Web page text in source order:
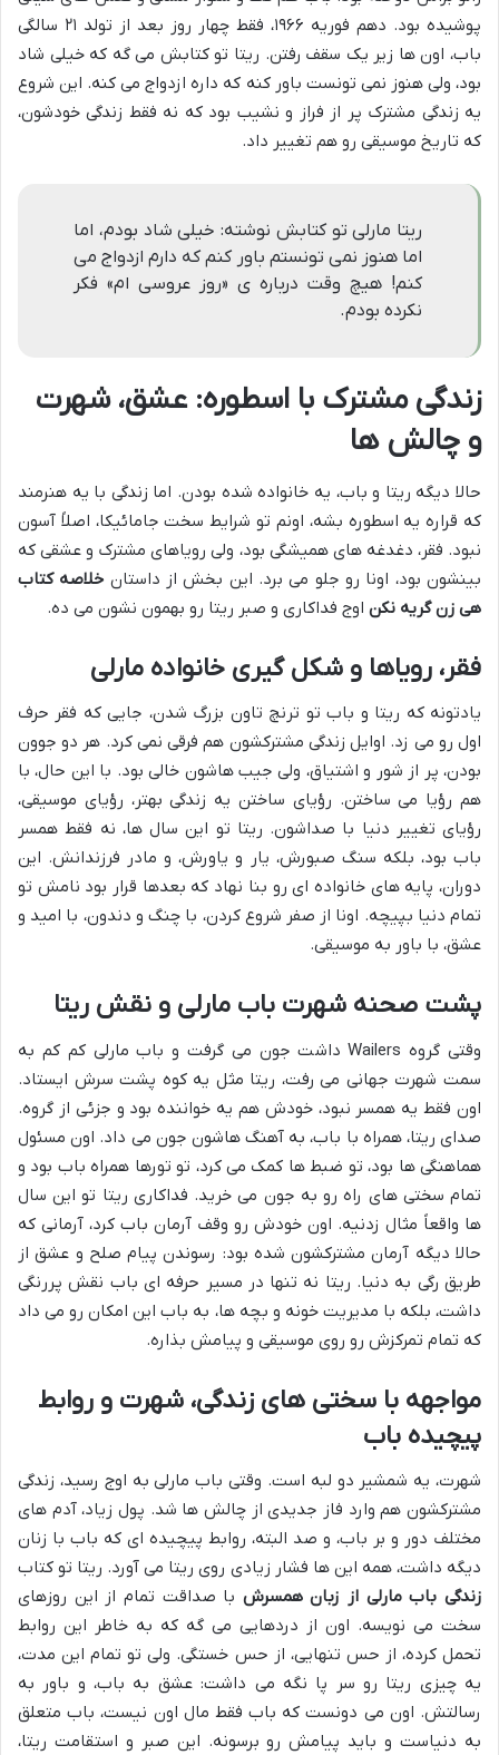
پوشیده بود. دهم فوریه ۱۹۶۶، فقط چهار روز بعد از تولد ۲۱ سالگی
باب، اون ها زیر یک سقف رفتن. ریتا تو کتابش می گه که خیلی شاد
بود، ولی هنوز نمی تونست باور کنه که داره ازدواج می کنه. این شروع
یه زندگی مشترک پر از فراز و نشیب بود که نه فقط زندگی خودشون،
که تاریخ موسیقی رو هم تغییر داد.
ریتا مارلی تو کتابش نوشته: خیلی شاد بودم، اما
اما هنوز نمی تونستم باور کنم که دارم ازدواج می
کنم! هیچ وقت درباره ی «روز عروسی ام» فکر
نکرده بودم.
زندگی مشترک با اسطوره: عشق، شهرت
و چالش ها
حالا دیگه ریتا و باب، یه خانواده شده بودن. اما زندگی با یه هنرمند
که قراره یه اسطوره بشه، اونم تو شرایط سخت جامائیکا، اصلاً آسون
نبود. فقر، دغدغه های همیشگی بود، ولی رویاهای مشترک و عشقی که
بینشون بود، اونا رو جلو می برد. این بخش از داستان خلاصه کتاب
هی زن گریه نکن اوج فداکاری و صبر ریتا رو بهمون نشون می ده.
فقر، رویاها و شکل گیری خانواده مارلی
یادتونه که ریتا و باب تو ترنچ تاون بزرگ شدن، جایی که فقر حرف
اول رو می زد. اوایل زندگی مشترکشون هم فرقی نمی کرد. هر دو جوون
بودن، پر از شور و اشتیاق، ولی جیب هاشون خالی بود. با این حال، با
هم رؤیا می ساختن. رؤیای ساختن یه زندگی بهتر، رؤیای موسیقی،
رؤیای تغییر دنیا با صداشون. ریتا تو این سال ها، نه فقط همسر
باب بود، بلکه سنگ صبورش، یار و یاورش، و مادر فرزندانش. این
دوران، پایه های خانواده ای رو بنا نهاد که بعدها قرار بود نامش تو
تمام دنیا بپیچه. اونا از صفر شروع کردن، با چنگ و دندون، با امید و
عشق، با باور به موسیقی.
پشت صحنه شهرت باب مارلی و نقش ریتا
وقتی گروه Wailers داشت جون می گرفت و باب مارلی کم کم به
سمت شهرت جهانی می رفت، ریتا مثل یه کوه پشت سرش ایستاد.
اون فقط یه همسر نبود، خودش هم یه خواننده بود و جزئی از گروه.
صدای ریتا، همراه با باب، به آهنگ هاشون جون می داد. اون مسئول
هماهنگی ها بود، تو ضبط ها کمک می کرد، تو تورها همراه باب بود و
تمام سختی های راه رو به جون می خرید. فداکاری ریتا تو این سال
ها واقعاً مثال زدنیه. اون خودش رو وقف آرمان باب کرد، آرمانی که
حالا دیگه آرمان مشترکشون شده بود: رسوندن پیام صلح و عشق از
طریق رگی به دنیا. ریتا نه تنها در مسیر حرفه ای باب نقش پررنگی
داشت، بلکه با مدیریت خونه و بچه ها، به باب این امکان رو می داد
که تمام تمرکزش رو روی موسیقی و پیامش بذاره.
مواجهه با سختی های زندگی، شهرت و روابط
پیچیده باب
شهرت، یه شمشیر دو لبه است. وقتی باب مارلی به اوج رسید، زندگی
مشترکشون هم وارد فاز جدیدی از چالش ها شد. پول زیاد، آدم های
مختلف دور و بر باب، و صد البته، روابط پیچیده ای که باب با زنان
دیگه داشت، همه این ها فشار زیادی روی ریتا می آورد. ریتا تو کتاب
زندگی باب مارلی از زبان همسرش با صداقت تمام از این روزهای
سخت می نویسه. اون از دردهایی می گه که به خاطر این روابط
تحمل کرده، از حس تنهایی، از حس خستگی. ولی تو تمام این مدت،
یه چیزی ریتا رو سر پا نگه می داشت: عشق به باب، و باور به
رسالتش. اون می دونست که باب فقط مال اون نیست، باب متعلق
به دنیاست و باید پیامش رو برسونه. این صبر و استقامت ریتا،